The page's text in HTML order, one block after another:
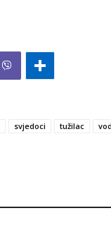
svjedoci tužilac